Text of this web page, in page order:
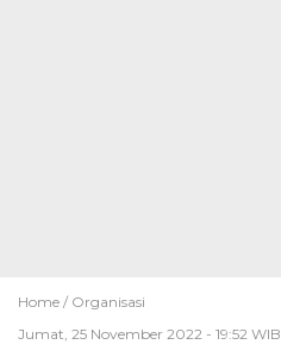
Home / Organisasi
Jumat, 25 November 2022 - 19:52 WIB